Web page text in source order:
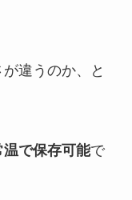
違うのか、と
温で保存可能で